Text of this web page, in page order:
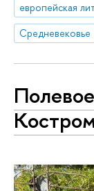
европейская
Средневековье